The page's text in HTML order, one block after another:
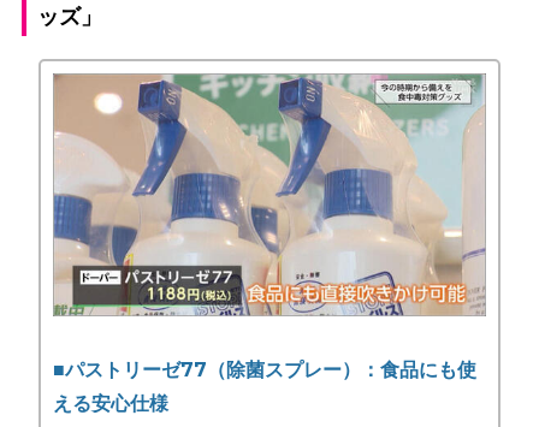
ッズ」
■パストリーゼ77（除菌スプレー）：食品にも使
える安心仕様